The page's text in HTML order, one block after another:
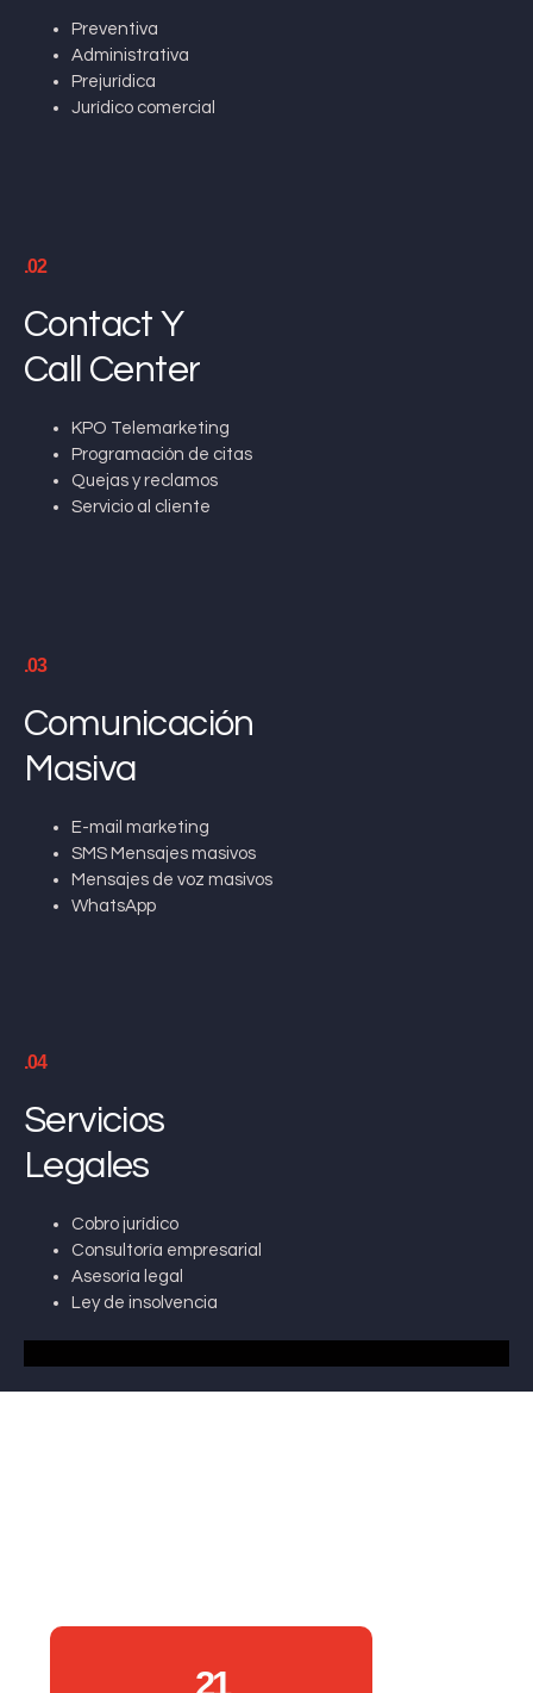
Preventiva
Administrativa
Prejurídica
Jurídico comercial
.02
Contact Y
Call Center
KPO Telemarketing
Programación de citas
Quejas y reclamos
Servicio al cliente
.03
Comunicación
Masiva
E-mail marketing
SMS Mensajes masivos
Mensajes de voz masivos
WhatsApp
.04
Servicios
Legales
Cobro jurídico
Consultoría empresarial
Asesoría legal
Ley de insolvencia
21